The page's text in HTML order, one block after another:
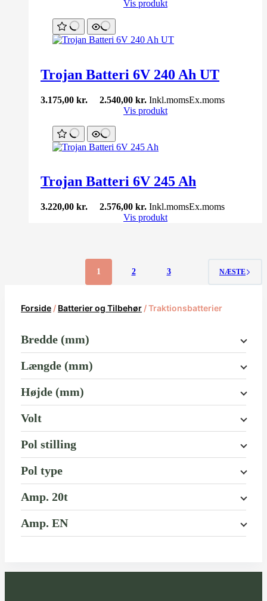
Vis produkt
Trojan Batteri 6V 240 Ah UT
3.175,00 kr. 2.540,00 kr. Inkl.momsEx.moms
Vis produkt
Trojan Batteri 6V 245 Ah
3.220,00 kr. 2.576,00 kr. Inkl.momsEx.moms
Vis produkt
1 2 3 NÆSTE
Forside / Batterier og Tilbehør / Traktionsbatterier
Bredde (mm)
Længde (mm)
Højde (mm)
Volt
Pol stilling
Pol type
Amp. 20t
Amp. EN